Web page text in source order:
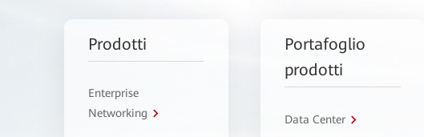
Prodotti
Enterprise
Networking
Portafoglio
prodotti
Data Center